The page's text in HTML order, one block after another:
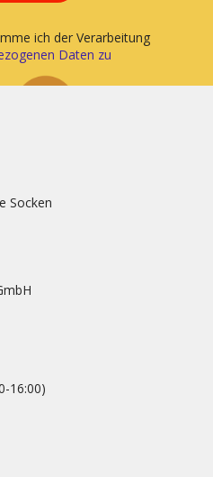
ich der Verarbeitung
Daten zu
Socken
16:00)